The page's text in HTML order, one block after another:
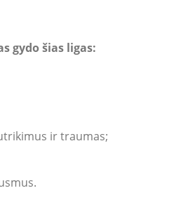
gydo šias ligas:
ir traumas;